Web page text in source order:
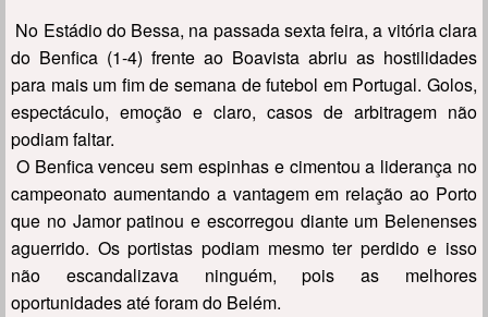
No Estádio do Bessa, na passada sexta feira, a vitória clara
do Benfica (1-4) frente ao Boavista abriu as hostilidades
para mais um fim de semana de futebol em Portugal. Golos,
espectáculo, emoção e claro, casos de arbitragem não
podiam faltar.
O Benfica venceu sem espinhas e cimentou a liderança no
campeonato aumentando a vantagem em relação ao Porto
que no Jamor patinou e escorregou diante um Belenenses
aguerrido. Os portistas podiam mesmo ter perdido e isso
não escandalizava ninguém, pois as melhores
oportunidades até foram do Belém.